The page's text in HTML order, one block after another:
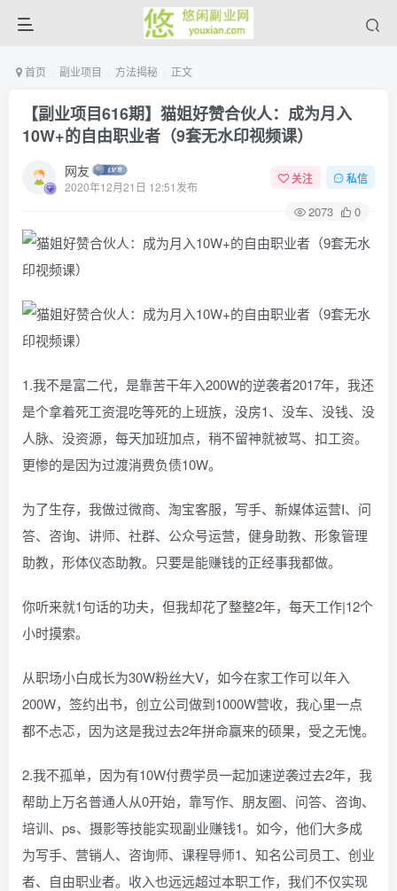
首页 副业项目 方法揭秘 正文
【副业项目616期】猫姐好赞合伙人：成为月入
10W+的自由职业者（9套无水印视频课）
网友
2020年12月21日 12:51发布
关注 私信
2073 0
1.我不是富二代，是靠苦干年入200W的逆袭者2017年，我还
是个拿着死工资混吃等死的上班族，没房1、没车、没钱、没
人脉、没资源，每天加班加点，稍不留神就被骂、扣工资。
更惨的是因为过渡消费负债10W。
为了生存，我做过微商、淘宝客服，写手、新媒体运营I、问
答、咨询、讲师、社群、公众号运营，健身助教、形象管理
助教，形体仪态助教。只要是能赚钱的正经事我都做。
你听来就1句话的功夫，但我却花了整整2年，每天工作|12个
小时摸索。
从职场小白成长为30W粉丝大V，如今在家工作可以年入
200W，签约出书，创立公司做到1000W营收，我心里一点
都不忐忑，因为这是我过去2年拼命赢来的硕果，受之无愧。
2.我不孤单，因为有10W付费学员一起加速逆袭过去2年，我
帮助上万名普通人从0开始，靠写作、朋友圈、问答、咨询、
培训、ps、摄影等技能实现副业赚钱1。如今，他们大多成
为写手、营销人、咨询师、课程导师1、知名公司员工、创业
者、自由职业者。收入也远远超过本职工作，我们不仅实现